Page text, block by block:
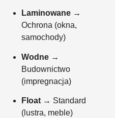
Laminowane →
Ochrona (okna,
samochody)
Wodne →
Budownictwo
(impregnacja)
Float → Standard
(lustra, meble)